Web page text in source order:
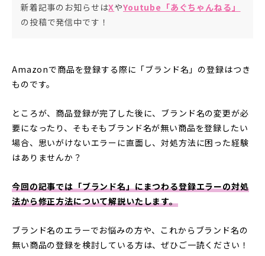
新着記事のお知らせはXやYoutube「あぐちゃんねる」
の投稿で発信中です！
Amazonで商品を登録する際に「ブランド名」の登録はつき
ものです。
ところが、商品登録が完了した後に、ブランド名の変更が必
要になったり、そもそもブランド名が無い商品を登録したい
場合、思いがけないエラーに直面し、対処方法に困った経験
はありませんか？
今回の記事では「ブランド名」にまつわる登録エラーの対処
法から修正方法について解説いたします。
ブランド名のエラーでお悩みの方や、これからブランド名の
無い商品の登録を検討している方は、ぜひご一読ください！